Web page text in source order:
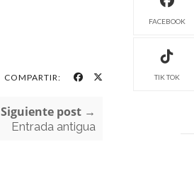
COMPARTIR:
Siguiente post →
Entrada antigua
FACEBOOK
TIK TOK